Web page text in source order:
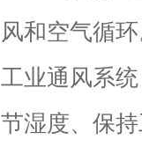
风和空气循
工业通风系
节湿度、保